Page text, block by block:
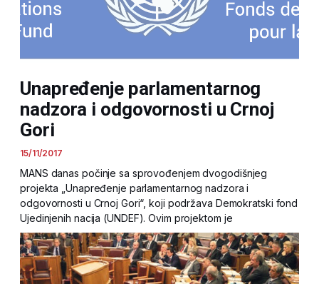
Unapređenje parlamentarnog
nadzora i odgovornosti u Crnoj
Gori
15/11/2017
MANS danas počinje sa sprovođenjem dvogodišnjeg
projekta „Unapređenje parlamentarnog nadzora i
odgovornosti u Crnoj Gori“, koji podržava Demokratski fond
Ujedinjenih nacija (UNDEF). Ovim projektom je